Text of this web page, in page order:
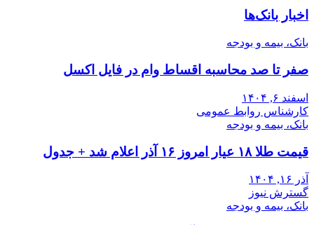
اخبار بانک‌ها
بانک، بیمه و بودجه
صفر تا صد محاسبه اقساط وام در فایل اکسل
اسفند ۶, ۱۴۰۴
کارشناس روابط عمومی
بانک، بیمه و بودجه
قیمت طلا ۱۸ عیار امروز ۱۶ آذر اعلام شد + جدول
آذر ۱۶, ۱۴۰۴
گسترش نیوز
بانک، بیمه و بودجه